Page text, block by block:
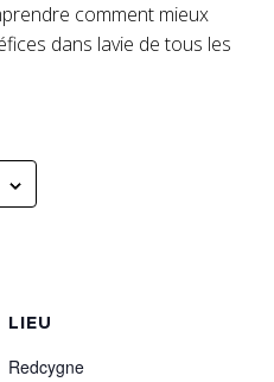
comment mieux
dans lavie de tous les
LIEU
Redcygne